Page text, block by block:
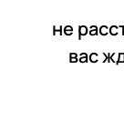
не
вас